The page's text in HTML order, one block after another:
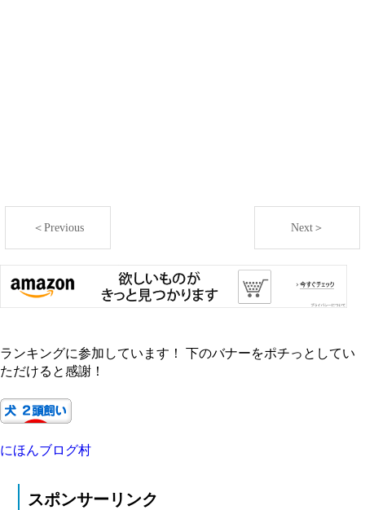
＜Previous Next＞
ランキングに参加しています！ 下のバナーをポチっとしてい
ただけると感謝！
にほんブログ村
スポンサーリンク